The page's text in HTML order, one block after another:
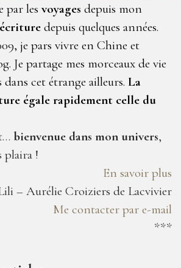
par les voyages depuis mon
écriture depuis quelques années.
je pars vivre en Chine et
Je partage mes morceaux de vie
cet étrange ailleurs. La
égale rapidement celle du
bienvenue dans mon univers,
plaira !
En savoir plus
– Aurélie Croiziers de Lacvivier
Me contacter par e-mail
***